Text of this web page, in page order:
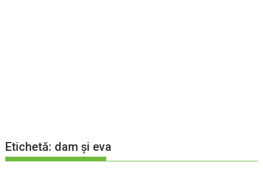
Etichetă: dam și eva